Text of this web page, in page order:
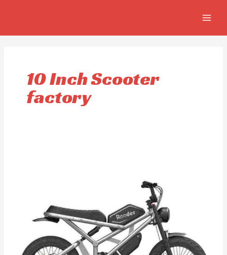
10 Inch Scooter
factory